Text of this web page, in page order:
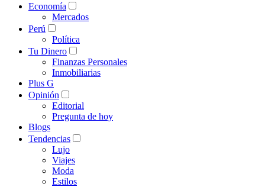
Economía
Mercados
Perú
Política
Tu Dinero
Finanzas Personales
Inmobiliarias
Plus G
Opinión
Editorial
Pregunta de hoy
Blogs
Tendencias
Lujo
Viajes
Moda
Estilos